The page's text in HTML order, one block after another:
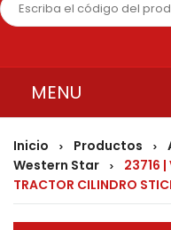
MENU
INICIO
QUIENES SOMOS
PRODUCTOS
Inicio > Productos >
Western Star >
23716 |
TRACTOR CILINDRO